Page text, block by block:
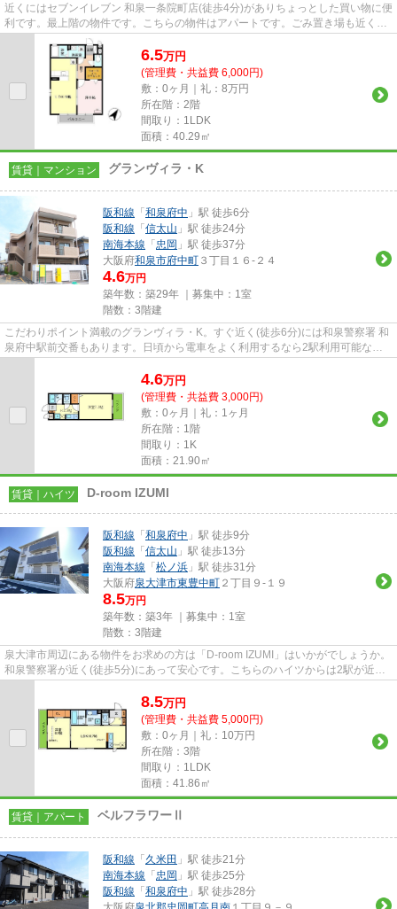
近くにはセブンイレブン 和泉一条院町店(徒歩4分)がありちょっとした買い物に便
利です。最上階の物件です。こちらの物件はアパートです。ごみ置き場も近くに
あり、使い勝手もいいです...
6.5万円
(管理費・共益費 6,000円)
敷：0ヶ月｜礼：8万円
所在階：2階
間取り：1LDK
面積：40.29㎡
賃貸｜マンション グランヴィラ・K
阪和線 「 和泉府中 」駅 徒歩6分
阪和線 「 信太山 」駅 徒歩24分
南海本線 「 忠岡 」駅 徒歩37分
大阪府和泉市府中町 ３丁目１６-２４
4.6万円
築年数：築29年 ｜募集中： 1室
階数：3階建
こだわりポイント満載のグランヴィラ・K。すぐ近く(徒歩6分)には和泉警察署 和
泉府中駅前交番もあります。日頃から電車をよく利用するなら2駅利用可能な物
4.6万円
(管理費・共益費 3,000円)
敷：0ヶ月｜礼：1ヶ月
所在階：1階
間取り：1K
面積：21.90㎡
賃貸｜ハイツ D-room IZUMI
阪和線 「 和泉府中 」駅 徒歩9分
阪和線 「 信太山 」駅 徒歩13分
南海本線 「 松ノ浜 」駅 徒歩31分
大阪府泉大津市東豊中町 ２丁目９-１９
8.5万円
築年数：築3年 ｜募集中： 1室
階数：3階建
泉大津市周辺にある物件をお求めの方は「D-room IZUMI」はいかがでしょうか。
和泉警察署が近く(徒歩5分)にあって安心です。こちらのハイツからは2駅が近く
8.5万円
(管理費・共益費 5,000円)
敷：0ヶ月｜礼：10万円
所在階：3階
間取り：1LDK
面積：41.86㎡
賃貸｜アパート ベルフラワーⅡ
阪和線 「 久米田 」駅 徒歩21分
南海本線 「 忠岡 」駅 徒歩25分
阪和線 「 和泉府中 」駅 徒歩28分